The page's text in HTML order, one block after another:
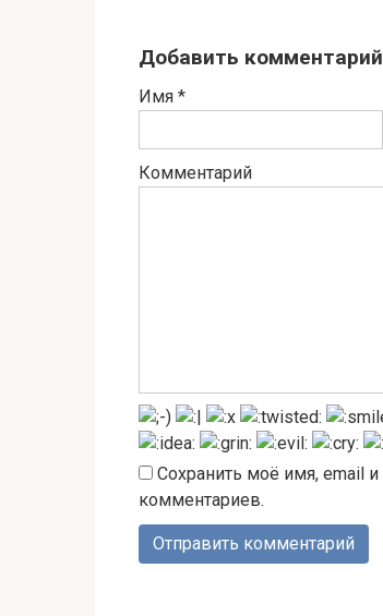
Добавить комментарий
Имя *
Комментарий
Сохранить моё имя, email
комментариев.